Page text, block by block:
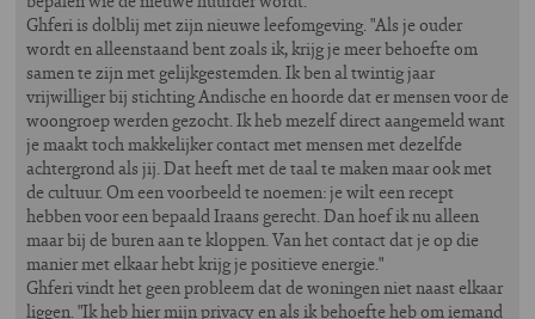
Ghferi is dolblij met zijn nieuwe leefomgeving. "Als je ouder
wordt en alleenstaand bent zoals ik, krijg je meer behoefte om
samen te zijn met gelijkgestemden. Ik ben al twintig jaar
vrijwilliger bij stichting Andische en hoorde dat er mensen voor de
woongroep werden gezocht. Ik heb mezelf direct aangemeld want
je maakt toch makkelijker contact met mensen met dezelfde
achtergrond als jij. Dat heeft met de taal te maken maar ook met
de cultuur. Om een voorbeeld te noemen: je wilt een recept
hebben voor een bepaald Iraans gerecht. Dan hoef ik nu alleen
maar bij de buren aan te kloppen. Van het contact dat je op die
manier met elkaar hebt krijg je positieve energie."
Ghferi vindt het geen probleem dat de woningen niet naast elkaar
liggen. "Ik heb hier mijn privacy en als ik behoefte heb om iemand